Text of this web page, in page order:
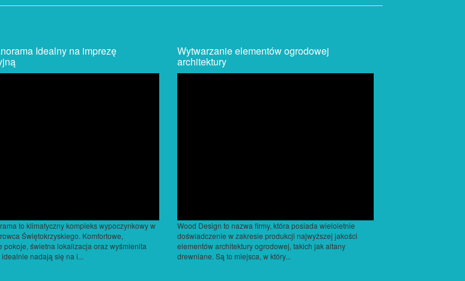
Idealny na imprezę
to klimatyczny kompleks wypoczynkowy w
Świętokrzyskiego. Komfortowe,
pokoje, świetna lokalizacja oraz wyśmienita
nadają się na i...
Wytwarzanie elementów ogrodowej
architektury
Wood Design to nazwa firmy, która posiada wieloletnie
doświadczenie w zakresie produkcji najwyższej jakości
elementów architektury ogrodowej, takich jak altany
drewniane. Są to miejsca, w który...